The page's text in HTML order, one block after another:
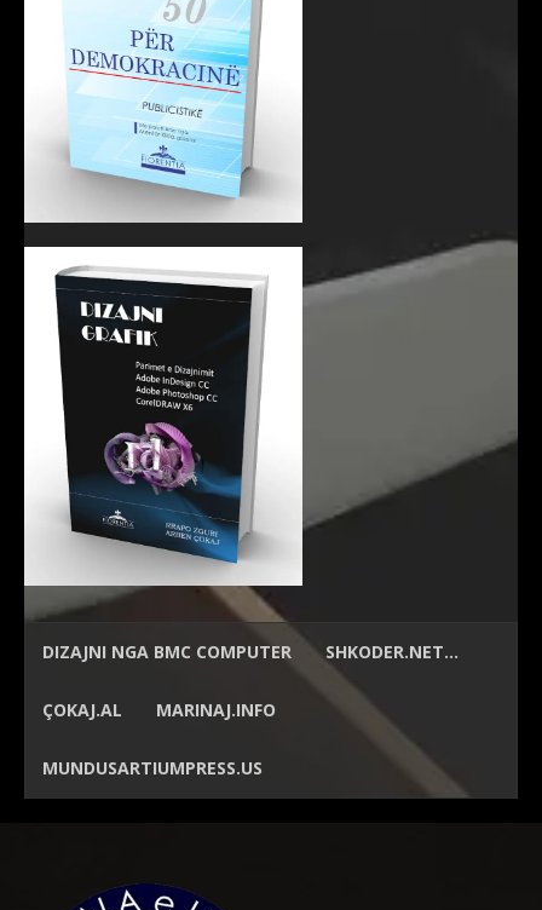
DIZAJNI NGA BMC COMPUTER SHKODER.NET…
ÇOKAJ.AL MARINAJ.INFO
MUNDUSARTIUMPRESS.US